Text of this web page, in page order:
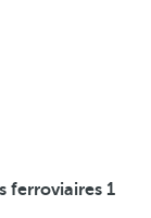
ferroviaires 1